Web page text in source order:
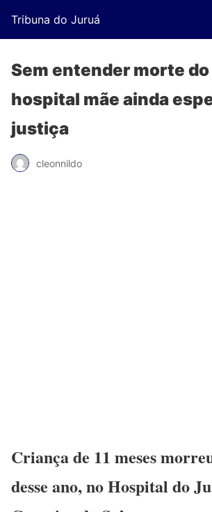
Tribuna do Juruá
Sem entender morte
hospital mãe ainda
justiça
cleonnildo
Criança de 11 meses
desse ano, no Hospital do